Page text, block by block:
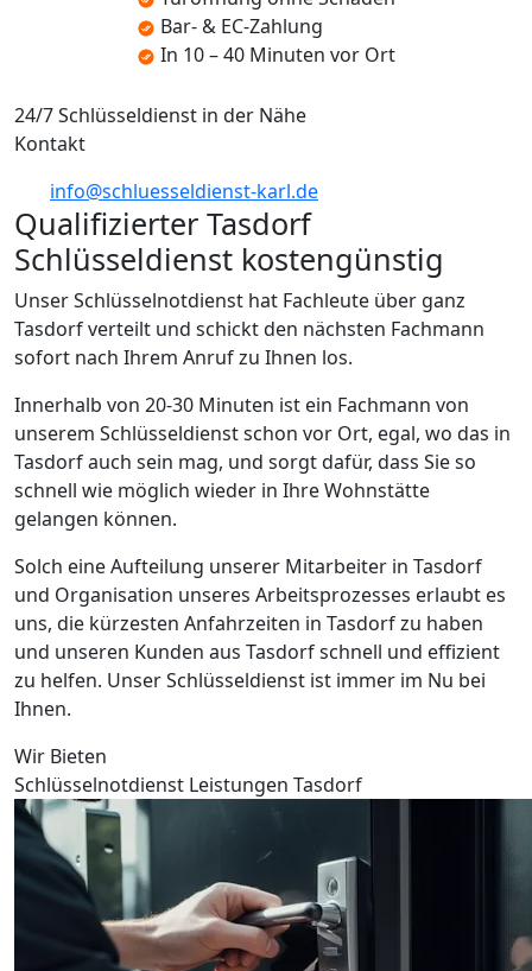
Bar- & EC-Zahlung
In 10 – 40 Minuten vor Ort
24/7 Schlüsseldienst in der Nähe
Kontakt
info@schluesseldienst-karl.de
Qualifizierter Tasdorf
Schlüsseldienst kostengünstig
Unser Schlüsselnotdienst hat Fachleute über ganz
Tasdorf verteilt und schickt den nächsten Fachmann
sofort nach Ihrem Anruf zu Ihnen los.
Innerhalb von 20-30 Minuten ist ein Fachmann von
unserem Schlüsseldienst schon vor Ort, egal, wo das in
Tasdorf auch sein mag, und sorgt dafür, dass Sie so
schnell wie möglich wieder in Ihre Wohnstätte
gelangen können.
Solch eine Aufteilung unserer Mitarbeiter in Tasdorf
und Organisation unseres Arbeitsprozesses erlaubt es
uns, die kürzesten Anfahrzeiten in Tasdorf zu haben
und unseren Kunden aus Tasdorf schnell und effizient
zu helfen. Unser Schlüsseldienst ist immer im Nu bei
Ihnen.
Wir Bieten
Schlüsselnotdienst Leistungen Tasdorf